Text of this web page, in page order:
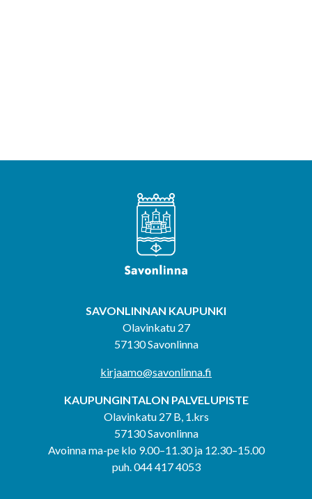
SAVONLINNAN KAUPUNKI
Olavinkatu 27
57130 Savonlinna
kirjaamo@savonlinna.fi
KAUPUNGINTALON PALVELUPISTE
Olavinkatu 27 B, 1.krs
57130 Savonlinna
Avoinna ma-pe klo 9.00–11.30 ja 12.30–15.00
puh. 044 417 4053